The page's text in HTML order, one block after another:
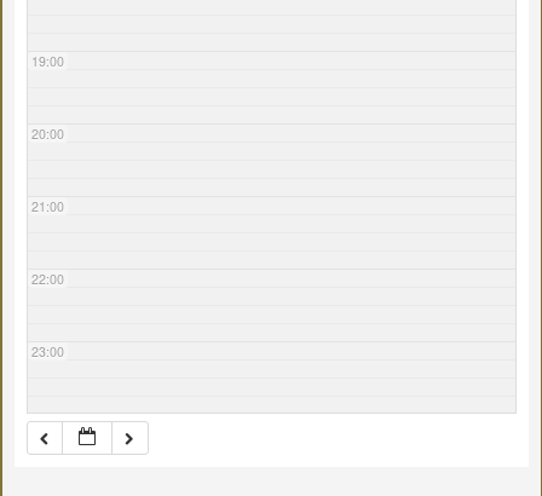
19:00
20:00
21:00
22:00
23:00